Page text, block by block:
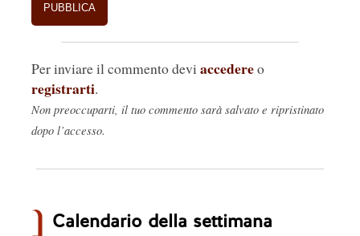
Per inviare il commento devi accedereo
registrarti.
Non preoccuparti, il tuo commento sarà salvato e ripristinato
dopo l’accesso.
Calendario della settimana